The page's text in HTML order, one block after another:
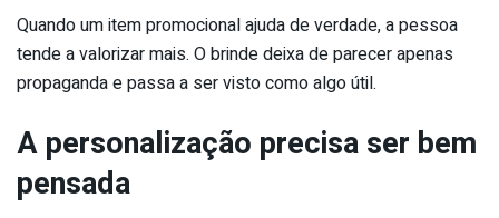
Quando um item promocional ajuda de verdade, a pessoa
tende a valorizar mais. O brinde deixa de parecer apenas
propaganda e passa a ser visto como algo útil.
A personalização precisa ser bem
pensada